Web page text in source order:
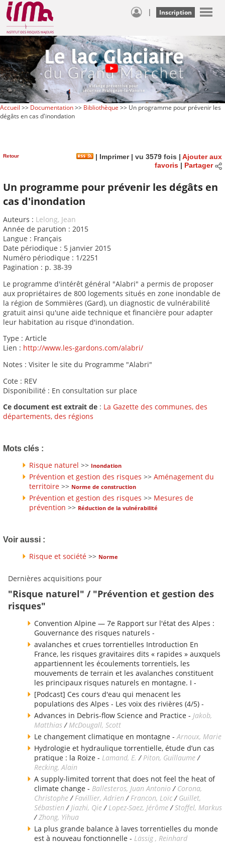
| Inscription
Accueil >> Documentation>> Bibliothèque >> Un programme pour prévenir les
dégâts en cas d'inondation
Retour | Imprimer| vu 3579 fois | Ajouter aux
favoris| Partager
Un programme pour prévenir les dégâts en
cas d'inondation
Auteurs : Lelong, Jean
Année de parution : 2015
Langue : Français
Date périodique : 5 janvier 2015
Numéro périodique : 1/2251
Pagination : p. 38-39
Le programme d'intérêt général "Alabri" a permis de proposer
aux propriétaires de 800 logements situés en zone inondable de
la région de Sommières (Gard), un diagnostic de vulnérabilité
gratuit ainsi qu'une aide technique et financière pour adapter
leur habitation au risque d'inondation.
Type : Article
Lien : http://www.les-gardons.com/alabri/
Notes : Visiter le site du Programme "Alabri"
Cote : REV
Disponibilité : En consultation sur place
Ce document est extrait de : La Gazette des communes, des
départements, des régions
Mots clés :
Risque naturel >> Inondation
Prévention et gestion des risques >> Aménagement du
territoire >> Norme de construction
Prévention et gestion des risques >> Mesures de
prévention >> Réduction de la vulnérabilité
Voir aussi :
Risque et société >> Norme
Dernières acquisitions pour
"Risque naturel" / "Prévention et gestion des
risques"
Convention Alpine — 7e Rapport sur l'état des Alpes :
Gouvernance des risques naturels -
avalanches et crues torrentielles Introduction En
France, les risques gravitaires dits « rapides » auxquels
appartiennent les écoulements torrentiels, les
mouvements de terrain et les avalanches constituent
les principaux risques naturels en montagne. I -
[Podcast] Ces cours d'eau qui menacent les
populations des Alpes - Les voix des rivières (4/5) -
Advances in Debris-flow Science and Practice - Jakob,
Matthias/McDougall, Scott
Le changement climatique en montagne -Arnoux, Marie
Hydrologie et hydraulique torrentielle, étude d’un cas
pratique : la Roize - Lamand, E. / Piton, Guillaume/
Recking, Alain
A supply-limited torrent that does not feel the heat of
climate change - Ballesteros, Juan Antonio / Corona,
Christophe/ Favillier, Adrien / Francon, Loïc/ Guillet,
Sébastien / Jiazhi, Qie/ Lopez-Saez, Jérôme/Stoffel, Markus
/Zhong, Yihua
La plus grande balance à laves torrentielles du monde
est à nouveau fonctionnelle - Lässig , Reinhard